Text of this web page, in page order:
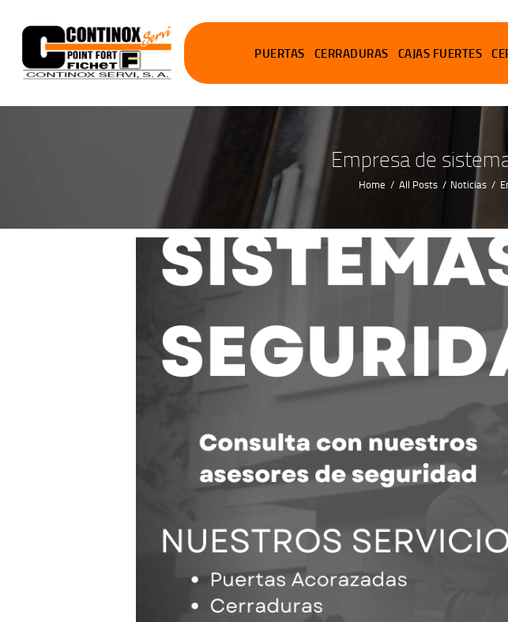
PUERTAS CERRADURAS CAJAS FUERTES
Empresa de
Home All Posts Noticias
PUERTAS
ALARMAS
NOTICIAS
CONTACTO